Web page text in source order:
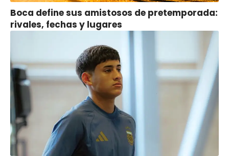
Boca define sus amistosos de pretemporada:
rivales, fechas y lugares